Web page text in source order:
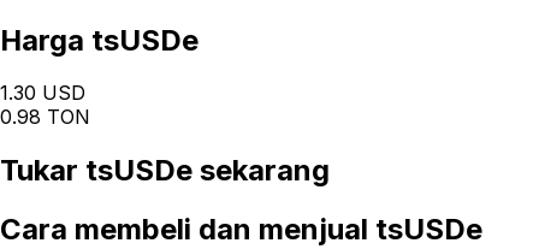
Harga tsUSDe
1.30 USD
0.98 TON
Tukar tsUSDe sekarang
Cara membeli dan menjual tsUSDe